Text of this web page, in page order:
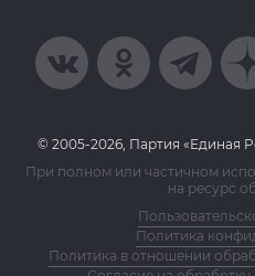
© 2005-2026, Партия «Единая
При полном или частичном
на ресурс
Политика
Политика в отношении